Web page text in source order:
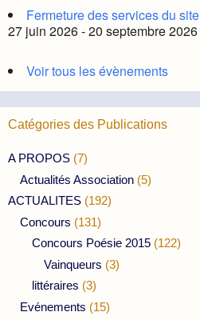
Fermeture des services du site
27 juin 2026 - 20 septembre 2026
Voir tous les évènements
Catégories des Publications
A PROPOS (7)
Actualités Association (5)
ACTUALITES (192)
Concours (131)
Concours Poésie 2015 (122)
Vainqueurs (3)
littéraires (3)
Evénements (15)